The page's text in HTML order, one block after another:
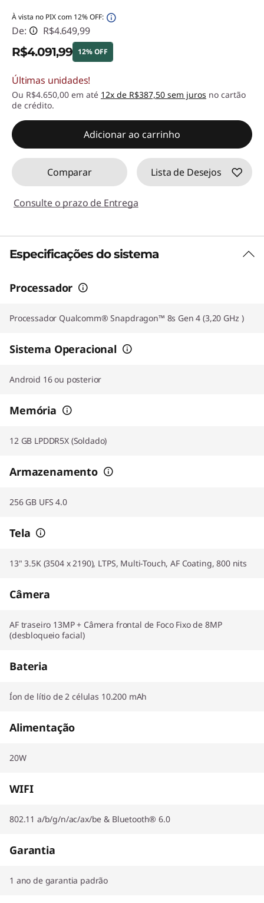
À vista no PIX com 12% OFF:
De: R$4.649,99
R$4.091,99 12% OFF
Economias instantâneas :
Últimas unidades!
Ou R$4.650,00 em até 12x de R$387,50 sem juros no cartão
de crédito.
Adicionar ao carrinho
Comparar Lista de Desejos
Consulte o prazo de Entrega
Especificações do sistema
Processador
Processador Qualcomm® Snapdragon™ 8s Gen 4 (3,20 GHz )
Sistema Operacional
Android 16 ou posterior
Memória
12 GB LPDDR5X (Soldado)
Armazenamento
256 GB UFS 4.0
Tela
13" 3.5K (3504 x 2190), LTPS, Multi-Touch, AF Coating, 800 nits
Câmera
AF traseiro 13MP + Câmera frontal de Foco Fixo de 8MP
(desbloqueio facial)
Bateria
Íon de lítio de 2 células 10.200 mAh
Alimentação
20W
WIFI
802.11 a/b/g/n/ac/ax/be & Bluetooth® 6.0
Garantia
1 ano de garantia padrão